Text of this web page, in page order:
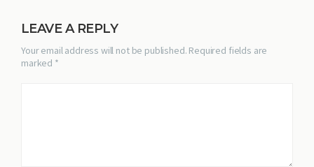
LEAVE A REPLY
Your email address will not be published. Required fields are
marked *